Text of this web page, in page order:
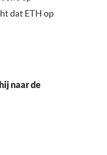
dat ETH op
naar de